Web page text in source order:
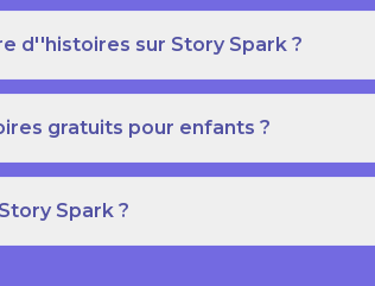
d''histoires sur Story Spark ?
gratuits pour enfants ?
Spark ?